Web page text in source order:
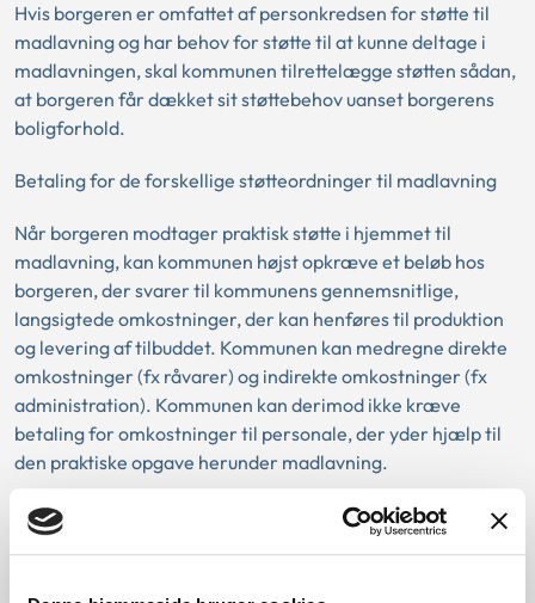
Hvis borgeren er omfattet af personkredsen for støtte til
madlavning og har behov for støtte til at kunne deltage i
madlavningen, skal kommunen tilrettelægge støtten sådan,
at borgeren får dækket sit støttebehov uanset borgerens
boligforhold.
Betaling for de forskellige støtteordninger til madlavning
Når borgeren modtager praktisk støtte i hjemmet til
madlavning, kan kommunen højst opkræve et beløb hos
borgeren, der svarer til kommunens gennemsnitlige,
langsigtede omkostninger, der kan henføres til produktion
og levering af tilbuddet. Kommunen kan medregne direkte
omkostninger (fx råvarer) og indirekte omkostninger (fx
administration). Kommunen kan derimod ikke kræve
betaling for omkostninger til personale, der yder hjælp til
den praktiske opgave herunder madlavning.
Når borgeren modtager madserviceordning, kan
kommunen – ud over betaling for udgifter der henføres til